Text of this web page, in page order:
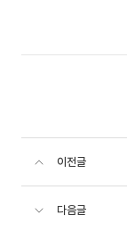
이전글
다음글